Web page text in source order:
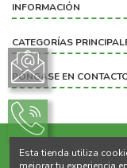
INFORMACIÓN
CATEGORÍAS
PÓNGASE EN
Esta tienda utiliza